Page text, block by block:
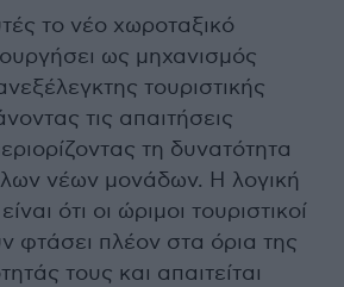
το νέο χωροταξικό
ως μηχανισμός
τουριστικής
τις απαιτήσεις
τη δυνατότητα
νέων μονάδων. Η λογική
ότι οι ώριμοι τουριστικοί
φτάσει πλέον στα όρια της
τους και απαιτείται